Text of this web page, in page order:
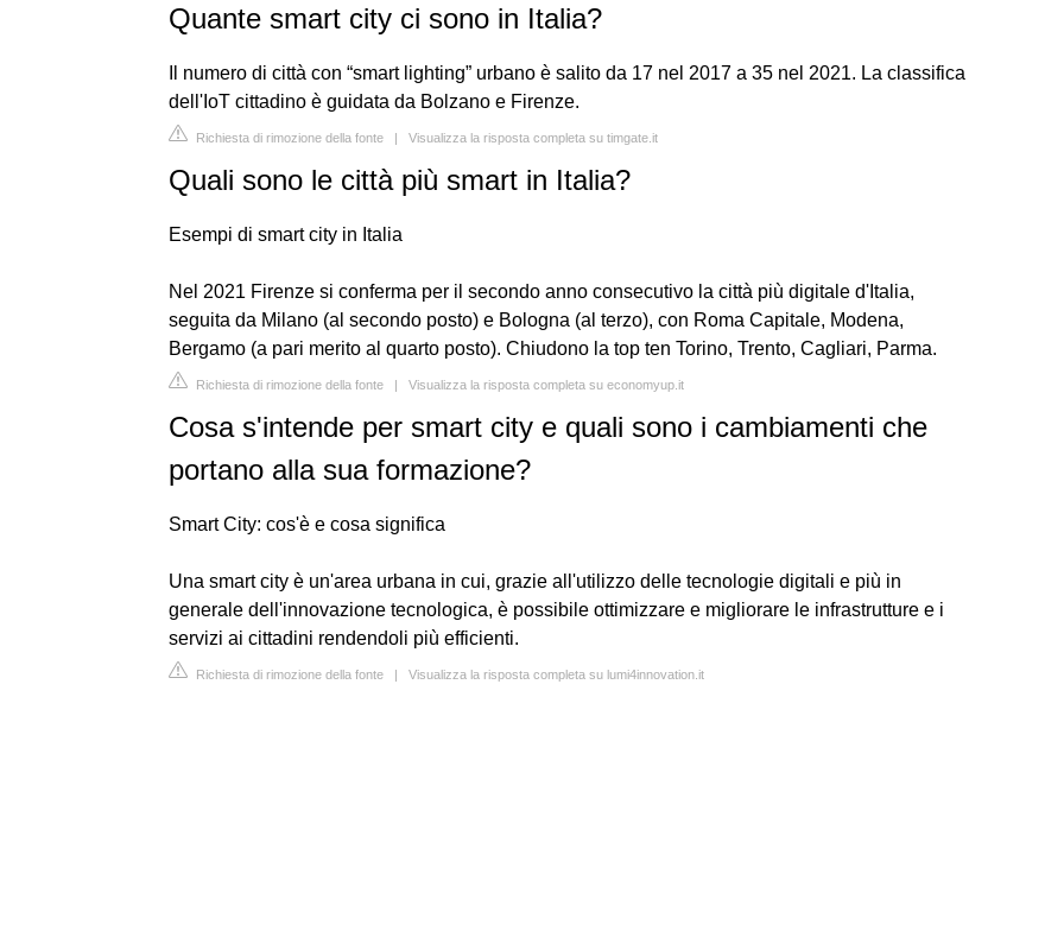
Quante smart city ci sono in Italia?
Il numero di città con “smart lighting” urbano è salito da 17 nel 2017 a 35 nel 2021. La classifica
dell'IoT cittadino è guidata da Bolzano e Firenze.
Richiesta di rimozione della fonte | Visualizza la risposta completa su timgate.it
Quali sono le città più smart in Italia?
Esempi di smart city in Italia
Nel 2021 Firenze si conferma per il secondo anno consecutivo la città più digitale d'Italia,
seguita da Milano (al secondo posto) e Bologna (al terzo), con Roma Capitale, Modena,
Bergamo (a pari merito al quarto posto). Chiudono la top ten Torino, Trento, Cagliari, Parma.
Richiesta di rimozione della fonte | Visualizza la risposta completa su economyup.it
Cosa s'intende per smart city e quali sono i cambiamenti che
portano alla sua formazione?
Smart City: cos'è e cosa significa
Una smart city è un'area urbana in cui, grazie all'utilizzo delle tecnologie digitali e più in
generale dell'innovazione tecnologica, è possibile ottimizzare e migliorare le infrastrutture e i
servizi ai cittadini rendendoli più efficienti.
Richiesta di rimozione della fonte | Visualizza la risposta completa su lumi4innovation.it